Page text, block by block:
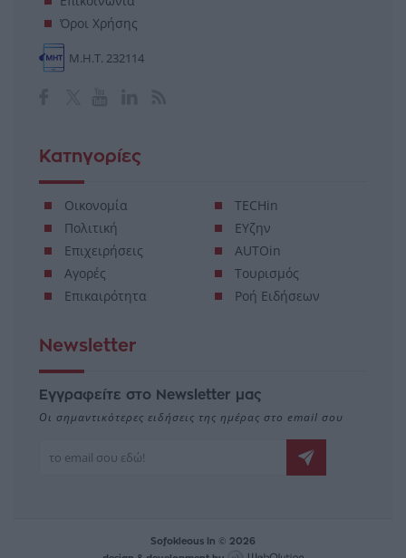
Όροι Χρήσης
Μ.Η.Τ. 232114
Κατηγορίες
Οικονομία
Πολιτική
Επιχειρήσεις
Αγορές
Επικαιρότητα
TECHin
ΕΥζην
AUTOin
Τουρισμός
Ροή Ειδήσεων
Newsletter
Εγγραφείτε στο Newsletter μας
Οι σημαντικότερες ειδήσεις της ημέρας στο email σου
Sofokleous In © 2026